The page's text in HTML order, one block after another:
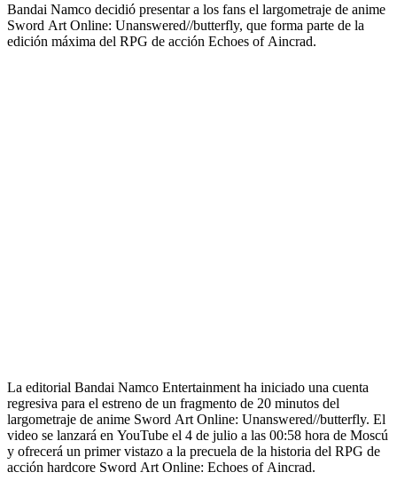
Bandai Namco decidió presentar a los fans el largometraje de anime
Sword Art Online: Unanswered//butterfly, que forma parte de la
edición máxima del RPG de acción Echoes of Aincrad.
La editorial Bandai Namco Entertainment ha iniciado una cuenta
regresiva para el estreno de un fragmento de 20 minutos del
largometraje de anime Sword Art Online: Unanswered//butterfly. El
video se lanzará en YouTube el 4 de julio a las 00:58 hora de Moscú
y ofrecerá un primer vistazo a la precuela de la historia del RPG de
acción hardcore Sword Art Online: Echoes of Aincrad.